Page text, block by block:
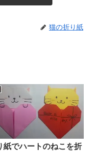
猫の折り紙
紙でハートのねこを折